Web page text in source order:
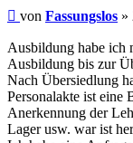
Beitrag
von Fassungslos »
Ausbildung habe ich
Ausbildung bis zur
Nach Übersiedlung
Personalakte ist eine
Anerkennung der
Lager usw. war ist